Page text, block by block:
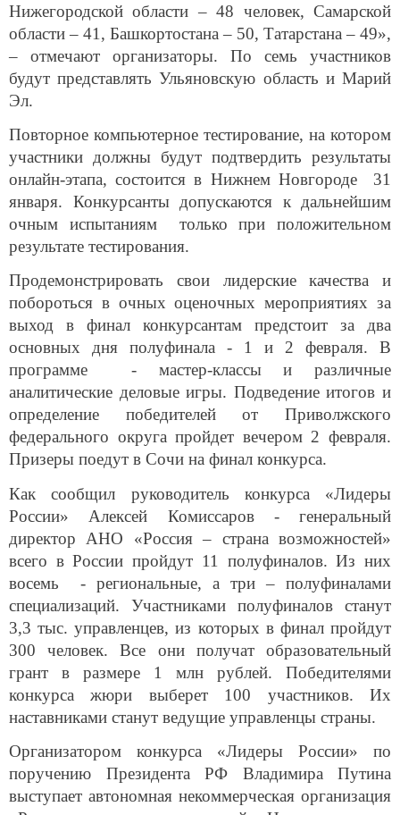
Нижегородской области – 48 человек, Самарской
области – 41, Башкортостана – 50, Татарстана – 49»,
– отмечают организаторы. По семь участников
будут представлять Ульяновскую область и Марий
Эл.
Повторное компьютерное тестирование, на котором
участники должны будут подтвердить результаты
онлайн-этапа, состоится в Нижнем Новгороде 31
января. Конкурсанты допускаются к дальнейшим
очным испытаниям только при положительном
результате тестирования.
Продемонстрировать свои лидерские качества и
побороться в очных оценочных мероприятиях за
выход в финал конкурсантам предстоит за два
основных дня полуфинала - 1 и 2 февраля. В
программе - мастер-классы и различные
аналитические деловые игры. Подведение итогов и
определение победителей от Приволжского
федерального округа пройдет вечером 2 февраля.
Призеры поедут в Сочи на финал конкурса.
Как сообщил руководитель конкурса «Лидеры
России» Алексей Комиссаров - генеральный
директор АНО «Россия – страна возможностей»
всего в России пройдут 11 полуфиналов. Из них
восемь - региональные, а три – полуфиналами
специализаций. Участниками полуфиналов станут
3,3 тыс. управленцев, из которых в финал пройдут
300 человек. Все они получат образовательный
грант в размере 1 млн рублей. Победителями
конкурса жюри выберет 100 участников. Их
наставниками станут ведущие управленцы страны.
Организатором конкурса «Лидеры России» по
поручению Президента РФ Владимира Путина
выступает автономная некоммерческая организация